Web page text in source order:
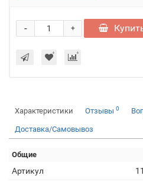
+
-
Характеристики Отзывы 0
Доставка/Самовывоз
Общие
Артикул